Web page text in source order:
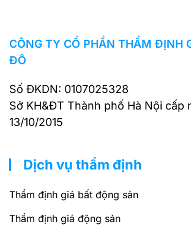
CÔNG TY CỔ PHẦN THẨM ĐỊNH
ĐÔ
Số ĐKDN: 0107025328
Sở KH&ĐT Thành phố Hà Nội cấp
13/10/2015
Dịch vụ thẩm định
Thẩm định giá bất động sản
Thẩm định giá động sản